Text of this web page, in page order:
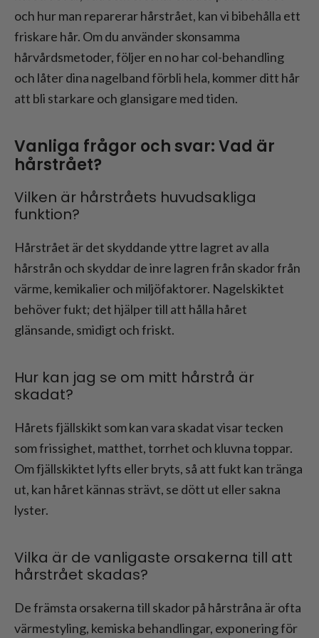
och hur man reparerar hårstrået, kan vi bibehålla ett
friskare hår. Om du använder skonsamma
hårvårdsmetoder, följer en no har col-behandling
och låter dina nagelband förbli hela, kommer ditt hår
att bli starkare och glansigare med tiden.
Vanliga frågor och svar: Vad är
hårstrået?
Vilken är hårstråets huvudsakliga
funktion?
Hårstrået är det skyddande yttre lagret av alla
hårstrån och skyddar de inre lagren från skador från
värme, kemikalier och miljöfaktorer. Nagelskiktet
behöver fukt; det hjälper till att hålla håret
glänsande, smidigt och friskt.
Hur kan jag se om mitt hårstrå är
skadat?
Hårets fjällskikt som kan vara skadat visar tecken
som frissighet, matthet, torrhet och kluvna toppar.
Om fjällskiktet lyfts eller bryts, så att fukt kan tränga
ut, kan håret kännas strävt, se dött ut eller sakna
lyster.
Vilka är de vanligaste orsakerna till att
hårstrået skadas?
De främsta orsakerna till skador på hårstråna är ofta
värmestyling, kemiska behandlingar, exponering för